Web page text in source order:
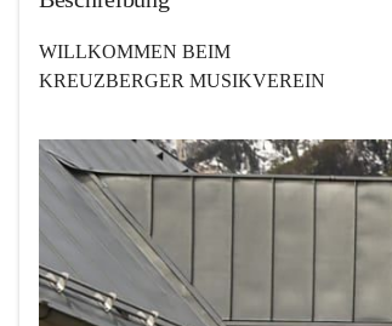
KREUZBERGER MUSIKVEREIN